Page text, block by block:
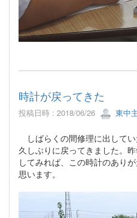
時計が戻ってきた
投稿日時 : 2018/06/26 東中
しばらくの間修理に出して
久しぶりに戻ってきました。
してみれば、この時計のあり
思います。